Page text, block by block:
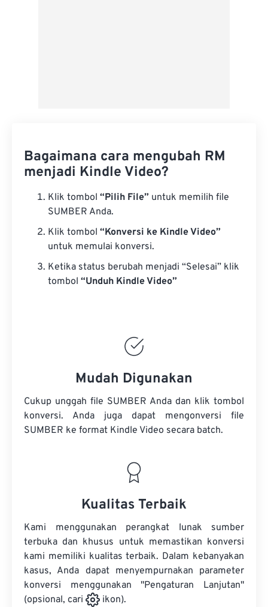
Bagaimana cara mengubah RM
menjadi Kindle Video?
Klik tombol “Pilih File” untuk memilih file
SUMBER Anda.
Klik tombol “Konversi ke Kindle Video”
untuk memulai konversi.
Ketika status berubah menjadi “Selesai” klik
tombol “Unduh Kindle Video”
Mudah Digunakan
Cukup unggah file SUMBER Anda dan klik tombol
konversi. Anda juga dapat mengonversi file
SUMBER ke format Kindle Video secara batch.
Kualitas Terbaik
Kami menggunakan perangkat lunak sumber
terbuka dan khusus untuk memastikan konversi
kami memiliki kualitas terbaik. Dalam kebanyakan
kasus, Anda dapat menyempurnakan parameter
konversi menggunakan "Pengaturan Lanjutan"
(opsional, cari
ikon).